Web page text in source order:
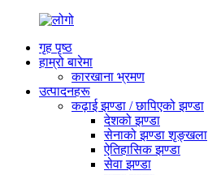
गृह पृष्ठ
हाम्रो बारेमा
कारखाना भ्रमण
उत्पादनहरू
कढ़ाई झण्डा / छापिएको झण्डा
देशको झण्डा
सेनाको झण्डा शृङ्खला
ऐतिहासिक झण्डा
सेवा झण्डा